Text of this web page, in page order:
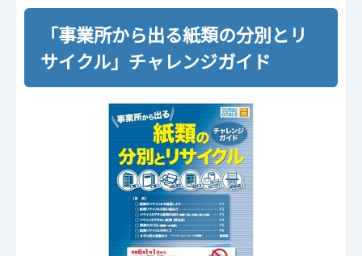
「事業所から出る紙類の分別とリ
サイクル」チャレンジガイド